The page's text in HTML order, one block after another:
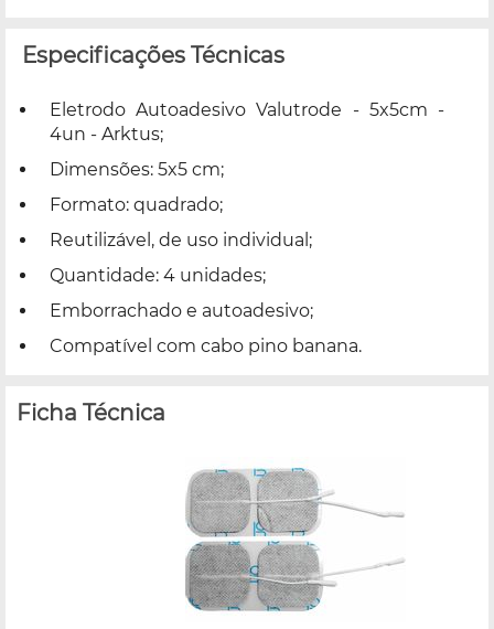
Especificações Técnicas
Eletrodo Autoadesivo Valutrode - 5x5cm -
4un - Arktus;
Dimensões: 5x5 cm;
Formato: quadrado;
Reutilizável, de uso individual;
Quantidade: 4 unidades;
Emborrachado e autoadesivo;
Compatível com cabo pino banana.
Ficha Técnica